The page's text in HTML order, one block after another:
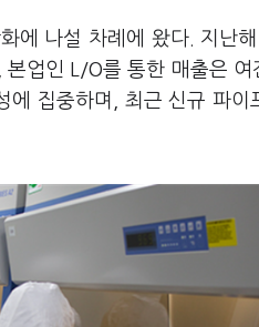
에 나설 차례에 왔다. 지난
업인 L/O를 통한 매출은 여
집중하며, 최근 신규 파이